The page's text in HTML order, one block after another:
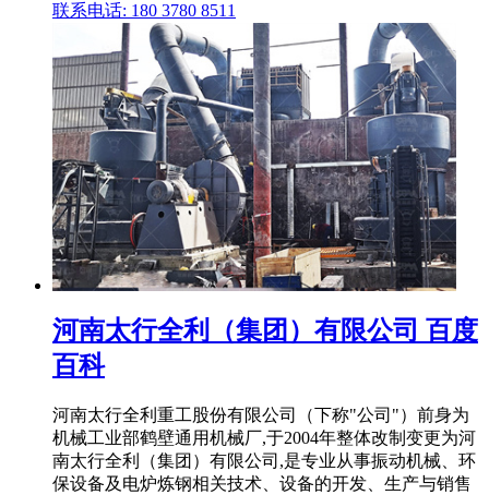
联系电话: 180 3780 8511
河南太行全利（集团）有限公司 百度
百科
河南太行全利重工股份有限公司（下称"公司"）前身为
机械工业部鹤壁通用机械厂,于2004年整体改制变更为河
南太行全利（集团）有限公司,是专业从事振动机械、环
保设备及电炉炼钢相关技术、设备的开发、生产与销售